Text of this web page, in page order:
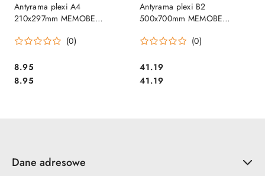
Antyrama plexi A4
210x297mm MEMOBE
(0)
Cena:
8.95
Cena:
8.95
Antyrama plexi B2
500x700mm MEMOBE
(0)
Cena:
41.19
Cena:
41.19
Dane adresowe